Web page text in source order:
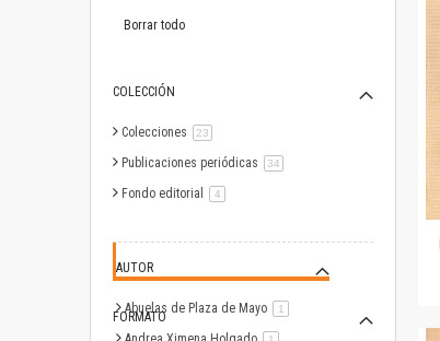
artículo
Borrar todo
COLECCIÓN
Colecciones 23
Publicaciones periódicas 34
Fondo editorial 4
AUTOR
Abuelas de Plaza de Mayo 1
FORMATO